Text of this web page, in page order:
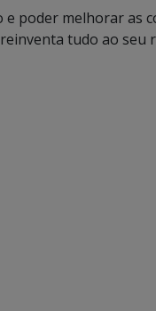
poder melhorar as
tudo ao seu